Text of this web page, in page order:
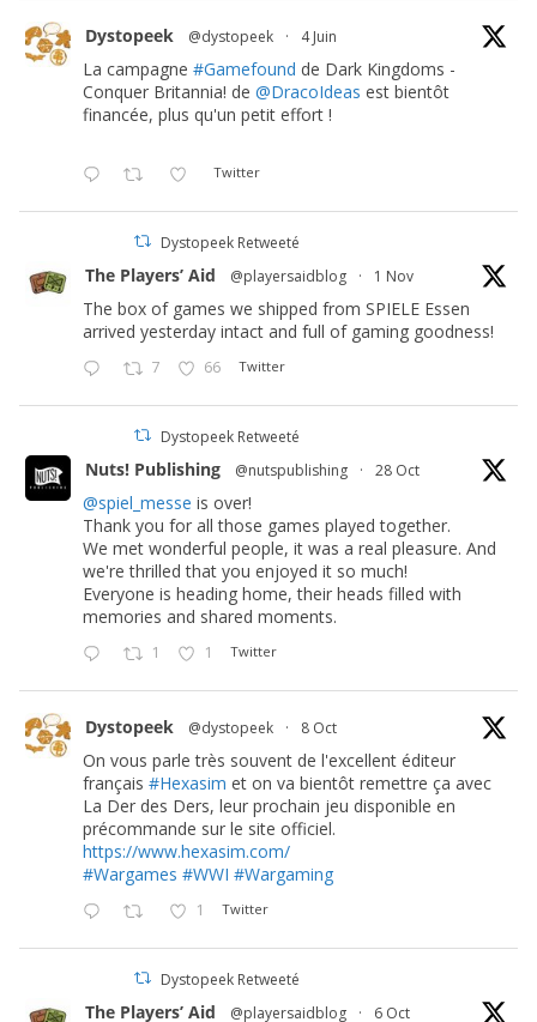
Dystopeek @dystopeek · 4 Juin
La campagne #Gamefound de Dark Kingdoms -
Conquer Britannia! de @DracoIdeas est bientôt
financée, plus qu'un petit effort !
Twitter
Dystopeek Retweeté
The Players’ Aid @playersaidblog · 1 Nov
The box of games we shipped from SPIELE Essen
arrived yesterday intact and full of gaming goodness!
7 66 Twitter
Dystopeek Retweeté
Nuts! Publishing @nutspublishing · 28 Oct
@spiel_messe is over!
Thank you for all those games played together.
We met wonderful people, it was a real pleasure. And
we're thrilled that you enjoyed it so much!
Everyone is heading home, their heads filled with
memories and shared moments.
1 1 Twitter
Dystopeek @dystopeek · 8 Oct
On vous parle très souvent de l'excellent éditeur
français #Hexasim et on va bientôt remettre ça avec
La Der des Ders, leur prochain jeu disponible en
précommande sur le site officiel.
https://www.hexasim.com/
#Wargames #WWI #Wargaming
1 Twitter
Dystopeek Retweeté
The Players’ Aid @playersaidblog · 6 Oct